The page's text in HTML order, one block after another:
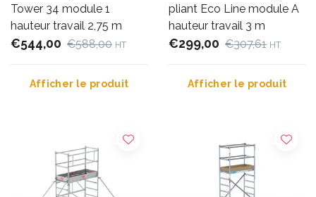
Tower 34 module 1
hauteur travail 2,75 m
€544,00 €588,00 HT
Afficher le produit
pliant Eco Line module A
hauteur travail 3 m
€299,00 €307,61 HT
Afficher le produit